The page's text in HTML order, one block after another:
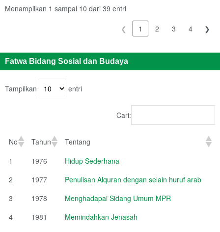
Menampilkan 1 sampai 10 dari 39 entri
❮ 1 2 3 4 ❯
Fatwa Bidang Sosial dan Budaya
Tampilkan entri
Cari:
No Tahun
Tentang
1
1976
Hidup Sederhana
2
1977
Penulisan Alquran dengan selain huruf arab
3
1978
Menghadapai Sidang Umum MPR
4
1981
Memindahkan Jenasah